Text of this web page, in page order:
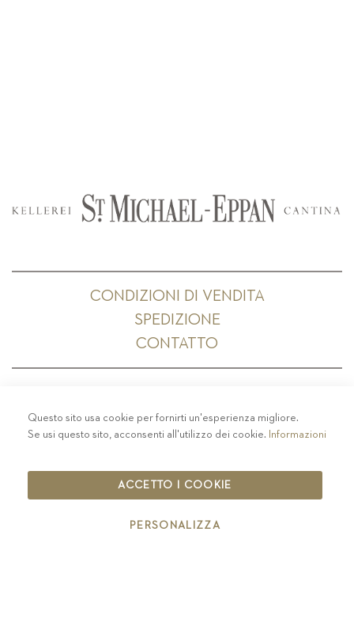
CONDIZIONI DI VENDITA
SPEDIZIONE
CONTATTO
PRIVACY-COLOPHON - COOKIE POLICY
CODICE ETICO
IT00126670215
Questo sito usa cookie per fornirti un'esperienza migliore.
Se usi questo sito, acconsenti all'utilizzo dei cookie. Informazioni
ACCETTO I COOKIE
PERSONALIZZA